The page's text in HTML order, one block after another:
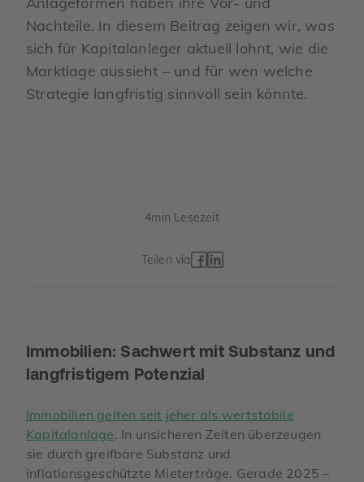
Nachteile. In diesem Beitrag zeigen wir, was
sich für Kapitalanleger aktuell lohnt, wie die
Marktlage aussieht – und für wen welche
Strategie langfristig sinnvoll sein könnte.
4min Lesezeit
Teilen via
Immobilien: Sachwert mit Substanz und
langfristigem Potenzial
Immobilien gelten seit jeher als wertstabile
Kapitalanlage. In unsicheren Zeiten überzeugen
sie durch greifbare Substanz und
inflationsgeschützte Mieterträge. Gerade 2025 –